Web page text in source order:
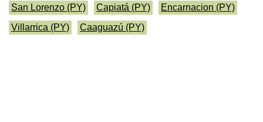
San Lorenzo (PY)
Capiatá (PY)
Encarnacion (PY)
Villarrica (PY)
Caaguazú (PY)